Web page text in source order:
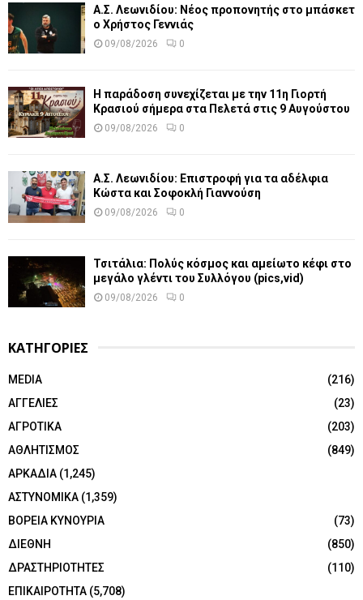
Α.Σ. Λεωνιδίου: Νέος προπονητής στο μπάσκετ
ο Χρήστος Γεννιάς
09/08/2026 0
Η παράδοση συνεχίζεται με την 11η Γιορτή
Κρασιού σήμερα στα Πελετά στις 9 Αυγούστου
09/08/2026 0
Α.Σ. Λεωνιδίου: Επιστροφή για τα αδέλφια
Κώστα και Σοφοκλή Γιαννούση
09/08/2026 0
Τσιτάλια: Πολύς κόσμος και αμείωτο κέφι στο
μεγάλο γλέντι του Συλλόγου (pics,vid)
09/08/2026 0
ΚΑΤΗΓΟΡΙΕΣ
MEDIA
(216)
ΑΓΓΕΛΙΕΣ
(23)
ΑΓΡΟΤΙΚΑ
(203)
ΑΘΛΗΤΙΣΜΟΣ
(849)
ΑΡΚΑΔΙΑ (1,245)
ΑΣΤΥΝΟΜΙΚΑ (1,359)
ΒΟΡΕΙΑ ΚΥΝΟΥΡΙΑ
(73)
ΔΙΕΘΝΗ
(850)
ΔΡΑΣΤΗΡΙΟΤΗΤΕΣ
(110)
ΕΠΙΚΑΙΡΟΤΗΤΑ (5,708)